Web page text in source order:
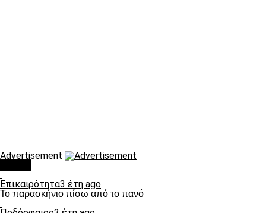
Advertisement
Επικαιρότητα3 έτη ago
Το παρασκήνιο πίσω από το πανό